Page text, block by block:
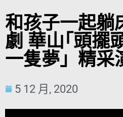
和孩子一起躺
劇 華山｢頭擺
一隻夢」精采
5 12 月, 2020